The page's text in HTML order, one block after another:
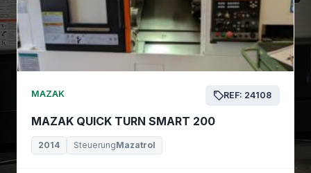
MAZAK REF: 24108
MAZAK QUICK TURN SMART 200
2014 SteuerungMazatrol